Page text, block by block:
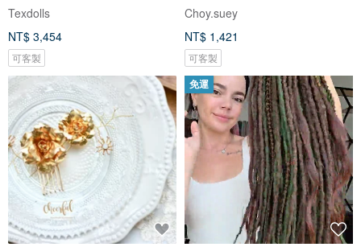
Texdolls
NT$ 3,454
可客製
Choy.suey
NT$ 1,421
可客製
免運